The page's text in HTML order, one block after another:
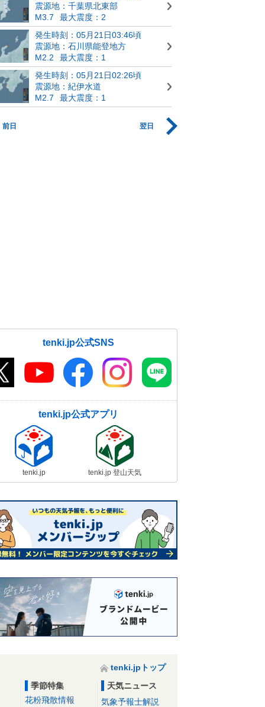
震源地：千葉県北東部
M3.7
最大震度：2
発生時刻：05月21日03:46頃
震源地：石川県能登地方
M2.2
最大震度：1
発生時刻：05月21日02:26頃
震源地：紀伊水道
M2.7
最大震度：1
前日 翌日
tenki.jp公式SNS
tenki.jp公式アプリ
tenki.jp tenki.jp 登山天気
tenki.jpトップ
季節特集
花粉飛散情報
天気ニュース
気象予報士解説